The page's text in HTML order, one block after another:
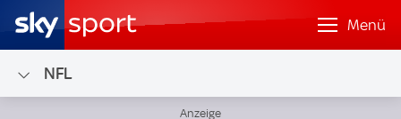
Menü
NFL